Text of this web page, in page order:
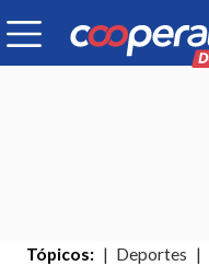
Tópicos: Deportes